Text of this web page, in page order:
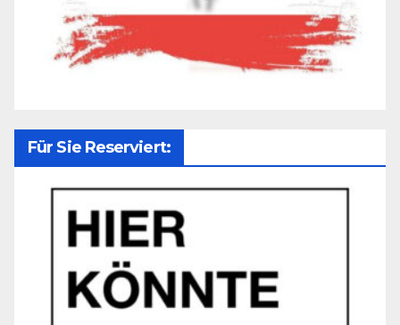
Für Sie Reserviert: